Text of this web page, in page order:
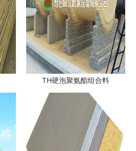
TH硬泡聚氨酯组合料